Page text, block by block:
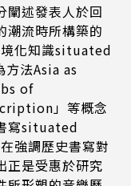
闡述發表人於回
潮流時所構築的
化知識situated
法Asia as
of
」等概念
寫situated
強調歷史書寫對
正是受惠於研究